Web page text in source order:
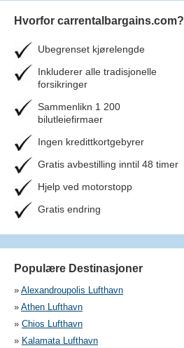
Hvorfor carrentalbargains.com?
Ubegrenset kjørelengde
Inkluderer alle tradisjonelle
forsikringer
Sammenlikn 1 200
bilutleiefirmaer
Ingen kredittkortgebyrer
Gratis avbestilling inntil 48 timer
Hjelp ved motorstopp
Gratis endring
Populære Destinasjoner
» Alexandroupolis Lufthavn
» Athen Lufthavn
» Chios Lufthavn
» Kalamata Lufthavn